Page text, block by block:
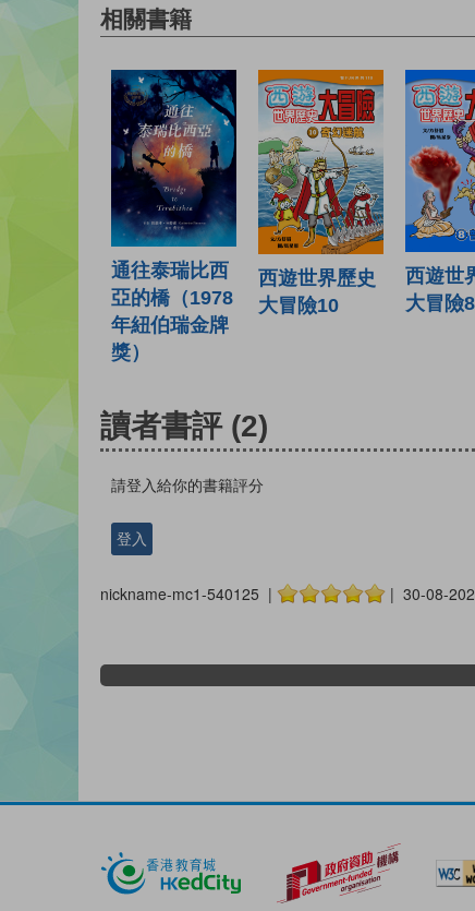
相關書籍
通往泰瑞比西
亞的橋（1978
年紐伯瑞金牌
獎）
西遊世界歷史
大冒險10
西遊世
大冒險8
讀者書評 (2)
請登入給你的書籍評分
登入
nickname-mc1-540125 | | 30-08-